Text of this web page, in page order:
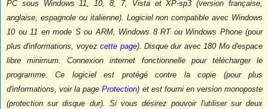
PC sous Windows 11, 10, 8, 7, Vista et XP-sp3 (version française,
anglaise, espagnole ou italienne). Logiciel non compatible avec Windows
10 ou 11 en mode S ou ARM, Windows 8 RT ou Windows Phone (pour
plus d'informations, voyezcette page). Disque dur avec 180 Mo d'espace
libre minimum. Connexion internet fonctionnelle pour télécharger le
programme. Ce logiciel est protégé contre la copie (pour plus
d'informations, voir la pageProtection) et est fourni en version monoposte
(protection sur disque dur). Si vous désirez pouvoir l'utiliser sur deux